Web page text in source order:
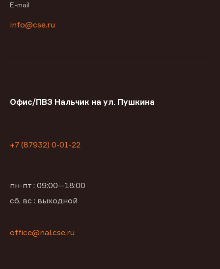
E-mail
info@cse.ru
Офис/ПВЗ Нальчик на ул. Пушкина
+7 (87932) 0-01-22
пн-пт : 09:00—18:00
сб, вс : выходной
office@nal.cse.ru